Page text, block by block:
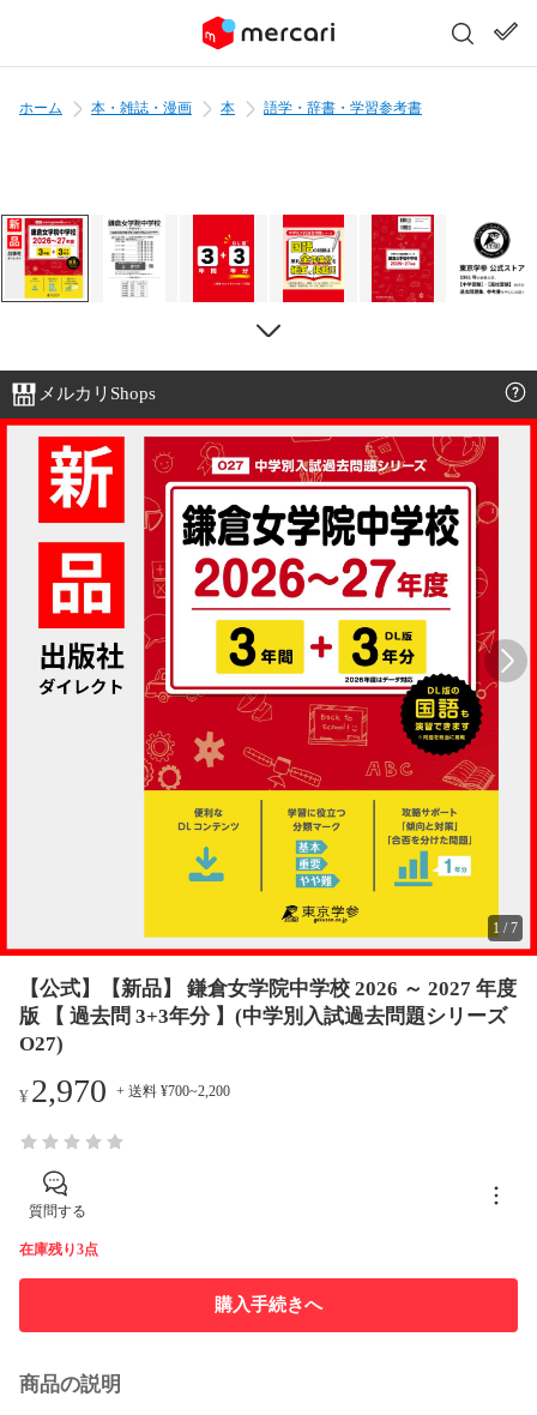
ホーム 本・雑誌・漫画 本 語学・辞書・学習参考書
メルカリShops
1 /7
【公式】【新品】 鎌倉女学院中学校 2026 ～ 2027 年度
版 【 過去問 3+3年分 】(中学別入試過去問題シリーズ
O27)
¥2,970 + 送料 ¥700~2,200
質問する
在庫残り3点
購入手続きへ
商品の説明